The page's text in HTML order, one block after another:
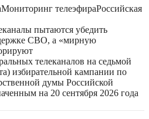
Мониторинг телеэфираРоссийская
пытаются убедить
СВО, а «мирную
телеканалов на седьмой
избирательной кампании по
думы Российской
на 20 сентября 2026 года